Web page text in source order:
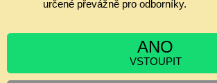
určené převážně pro odborníky.
ANO
VSTOUPIT
Hlasujících:6552| Komentáře: